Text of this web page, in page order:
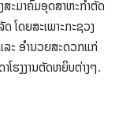
ະມາຄົມອຸດສາຫະກຳຕັດ
ໂດຍສະເພາະກະຊວງ
ລະ ອຳນວຍສະດວກແກ່
ຮງງານຕັດຫຍິບຕ່າງໆ.